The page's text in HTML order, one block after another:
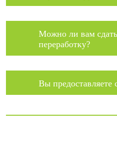
Можно ли вам
переработку?
Вы предоставляете